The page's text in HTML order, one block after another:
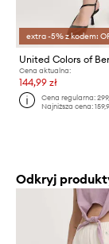
extra -5% z kodem:
United Colors of
Cena aktualna:
144,99 zł
Cena regularna:
Najniższa cena:
Odkryj